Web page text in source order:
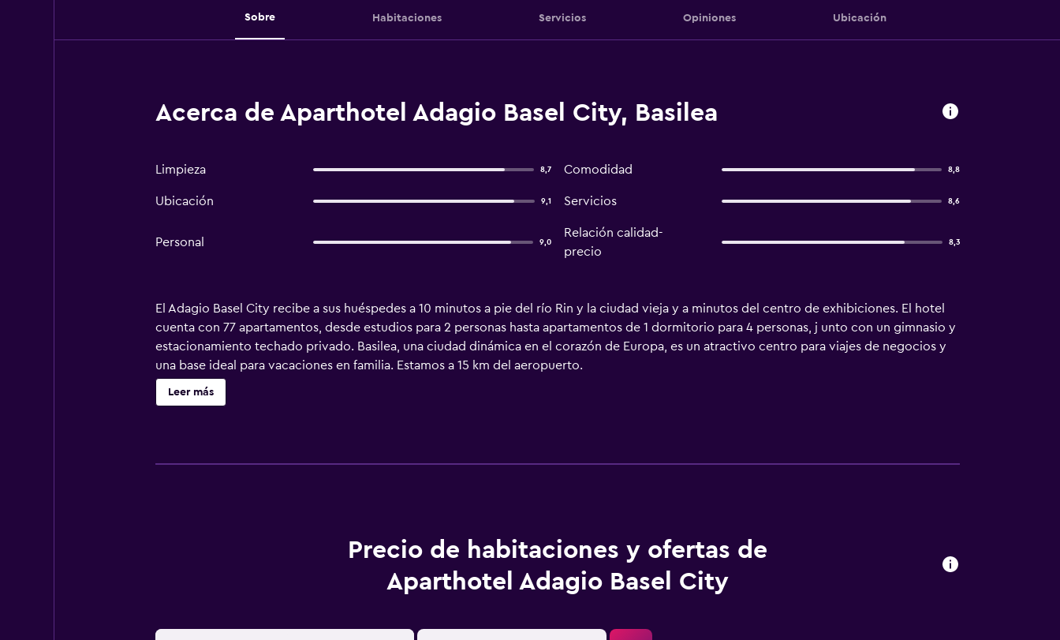
Sobre Habitaciones Servicios Opiniones Ubicación
Acerca de Aparthotel Adagio Basel City, Basilea
Limpieza 8,7 Comodidad 8,8
Ubicación 9,1 Servicios 8,6
Personal 9,0
Relación calidad-
precio
8,3
El Adagio Basel City recibe a sus huéspedes a 10 minutos a pie del río Rin y la ciudad vieja y a minutos del centro de exhibiciones. El hotel
cuenta con 77 apartamentos, desde estudios para 2 personas hasta apartamentos de 1 dormitorio para 4 personas, j unto con un gimnasio y
estacionamiento techado privado. Basilea, una ciudad dinámica en el corazón de Europa, es un atractivo centro para viajes de negocios y
una base ideal para vacaciones en familia. Estamos a 15 km del aeropuerto.
Leer más
Precio de habitaciones y ofertas de
Aparthotel Adagio Basel City